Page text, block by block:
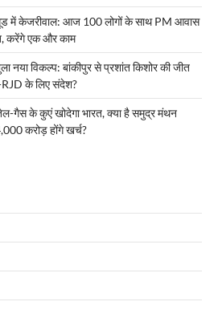
में केजरीवाल: आज 100 लोगों के साथ PM आवास
करेंगे एक और काम
नया विकल्प: बांकीपुर से प्रशांत किशोर की जीत
RJD के लिए संदेश?
गैस के कुएं खोदेगा भारत, क्या है समुद्र मंथन
करोड़ होंगे खर्च?